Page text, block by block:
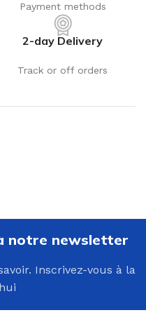
Payment methods
2-day Delivery
Track or off orders
notre newsletter
Inscrivez-vous à la